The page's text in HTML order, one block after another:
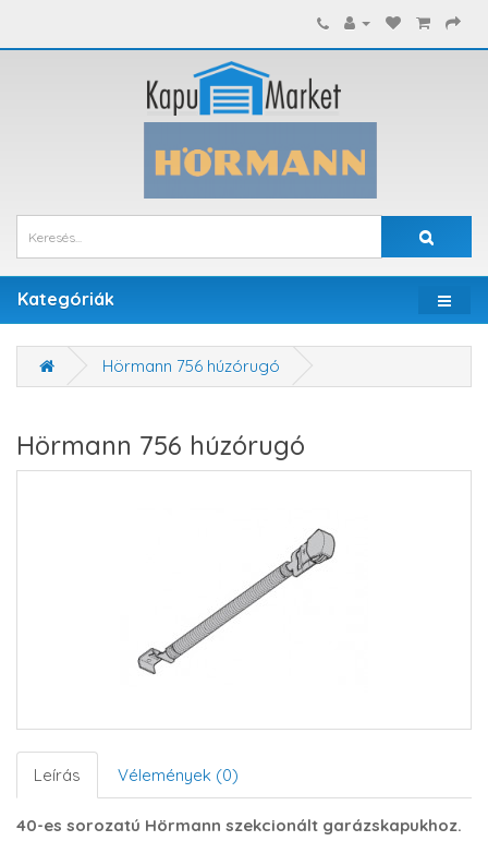
Kategóriák
Hörmann 756 húzórugó
Hörmann 756 húzórugó
Leírás Vélemények (0)
40-es sorozatú Hörmann szekcionált garázskapukhoz.